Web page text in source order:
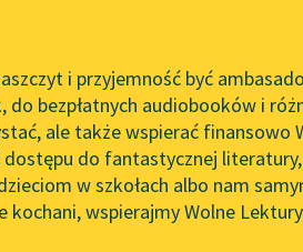
Katarzyną Tunkiel
zmarł Joseph
API
OAI-PMH
Widget
i przyjemność być
bezpłatnych audiobooków i
ale także wspierać finansowo
dostępu do fantastycznej
w szkołach albo nam
kochani, wspierajmy Wolne